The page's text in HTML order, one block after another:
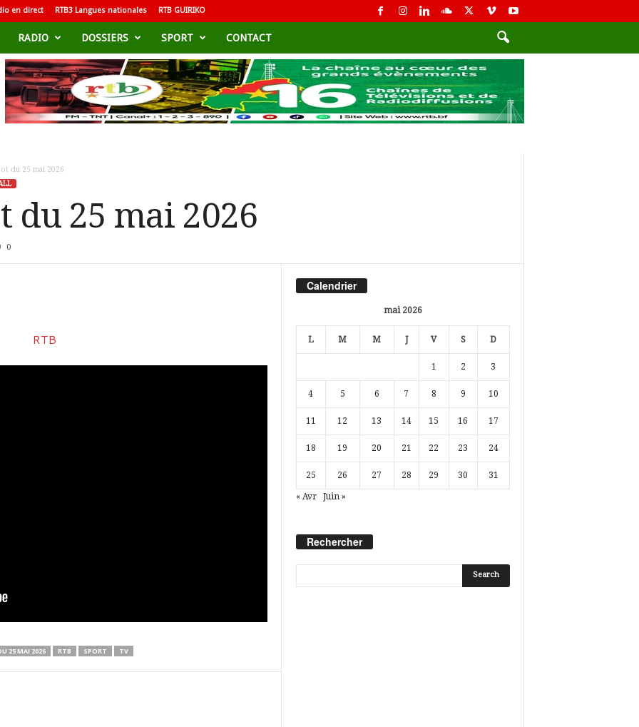
en direct RTB3 Langues nationales RTB GUIRIKO
RADIO DOSSIERS SPORT CONTACT
du 25 mai 2026
du 25 mai 2026
0
25 MAI 2026 RTB SPORT TV
Calendrier
mai 2026
L M M J V S D
1 2 3
4 5 6 7 8 9 10
11 12 13 14 15 16 17
18 19 20 21 22 23 24
25 26 27 28 29 30 31
« Avr Juin »
Rechercher